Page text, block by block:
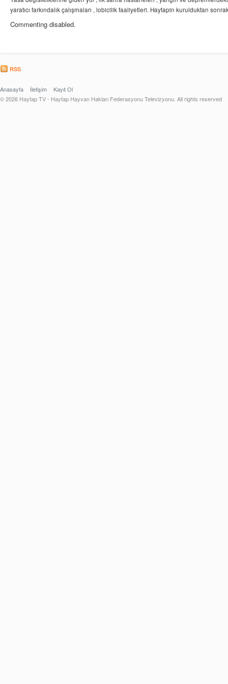
yaratıcı farkındalık çalışmaları , lobicilik faaliyetleri. Haytapin kurulduktan
Commenting disabled.
RSS
Anasayfa İletişim
Kayıt Ol
© 2026 Haytap TV - Haytap Hayvan Hakları Federasyonu Televizyonu. All rights reserved